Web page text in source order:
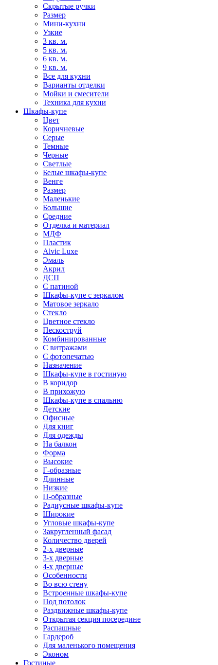
Скрытые ручки
Размер
Мини-кухни
Узкие
3 кв. м.
5 кв. м.
6 кв. м.
9 кв. м.
Все для кухни
Варианты отделки
Мойки и смесители
Техника для кухни
Шкафы-купе
Цвет
Коричневые
Серые
Темные
Черные
Светлые
Белые шкафы-купе
Венге
Размер
Маленькие
Большие
Средние
Отделка и материал
МДФ
Пластик
Alvic Luxe
Эмаль
Акрил
ДСП
С патиной
Шкафы-купе с зеркалом
Матовое зеркало
Стекло
Цветное стекло
Пескоструй
Комбинированные
С витражами
С фотопечатью
Назначение
Шкафы-купе в гостиную
В коридор
В прихожую
Шкафы-купе в спальню
Детские
Офисные
Для книг
Для одежды
На балкон
Форма
Высокие
Г-образные
Длинные
Низкие
П-образные
Радиусные шкафы-купе
Широкие
Угловые шкафы-купе
Закругленный фасад
Количество дверей
2-х дверные
3-х дверные
4-х дверные
Особенности
Во всю стену
Встроенные шкафы-купе
Под потолок
Раздвижные шкафы-купе
Открытая секция посередине
Распашные
Гардероб
Для маленького помещения
Эконом
Гостиные